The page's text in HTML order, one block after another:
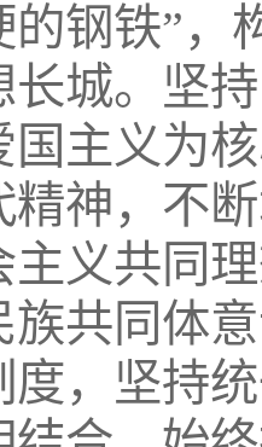
的钢铁”，
长城。坚
国主义为
精神，不
主义共同
族共同体
度，坚持